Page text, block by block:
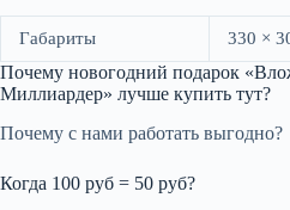
Габариты 330 ×
Почему новогодний подарок
Миллиардер» лучше купить тут?
Почему с нами работать выгодно?
Когда 100 руб = 50 руб?